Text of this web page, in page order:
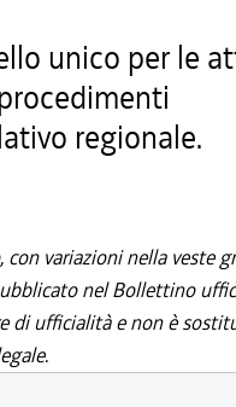
unico per le
regionale.
variazioni nella veste
nel Bollettino
di ufficialità e non è